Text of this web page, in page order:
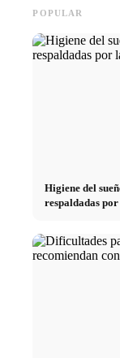
POPULAR
Higiene del
respaldadas